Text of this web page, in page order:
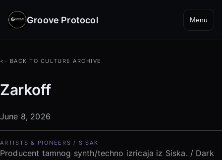
Groove Protocol Menu
<- BACK TO CULTURE ARCHIVE
Zarkoff
June 8, 2026
ARTISTS & PIONEERS / SISAK
Producent tamnog synth/techno izricaja iz Siska. / Dark